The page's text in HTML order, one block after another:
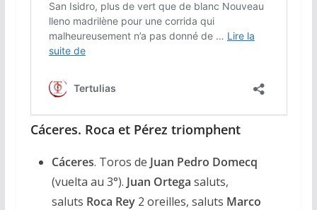
Cáceres. Roca et Pérez triomphent
Cáceres. Toros de Juan Pedro Domecq
(vuelta au 3°). Juan Ortega saluts,
saluts Roca Rey2 oreilles, saluts Marco